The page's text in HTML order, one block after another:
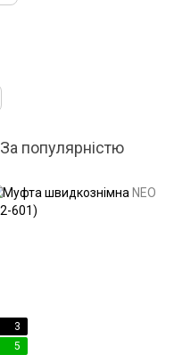
За популярністю
3
5